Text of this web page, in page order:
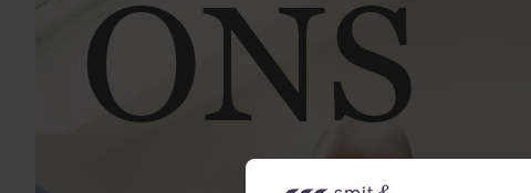
ONS